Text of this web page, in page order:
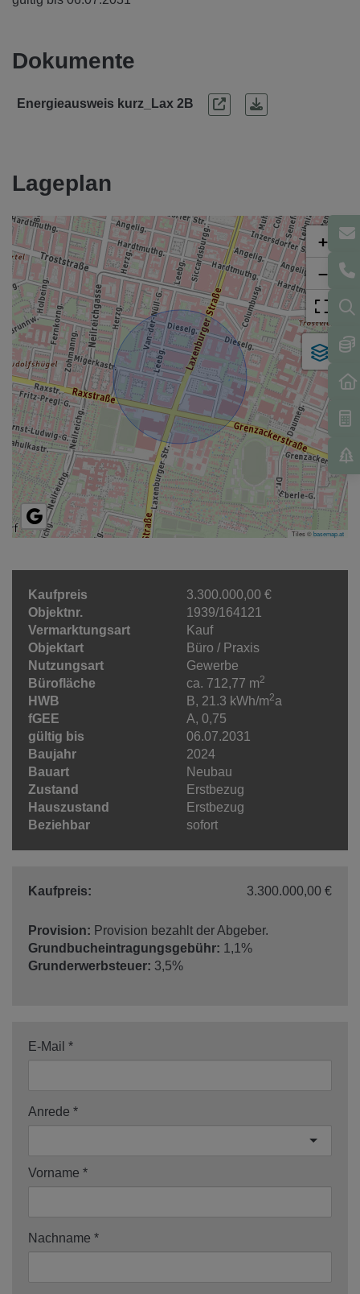
Dokumente
Energieausweis kurz_Lax 2B
Lageplan
+
−
Tiles ©basemap.at
Kaufpreis
3.300.000,00 €
Objektnr.
1939/164121
Vermarktungsart
Kauf
Objektart
Büro / Praxis
Nutzungsart
Gewerbe
Bürofläche
ca. 712,77 m2
HWB B, 21.3 kWh/m2a
fGEE
A, 0,75
gültig bis
06.07.2031
Baujahr
2024
Bauart
Neubau
Zustand
Erstbezug
Hauszustand
Erstbezug
Beziehbar
sofort
Kaufpreis: 3.300.000,00 €
Provision: Provision bezahlt der Abgeber.
Grundbucheintragungsgebühr: 1,1%
Grunderwerbsteuer: 3,5%
E-Mail
Anrede
Vorname
Nachname